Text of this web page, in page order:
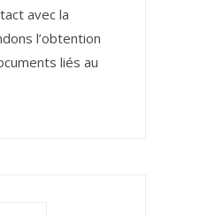
avec la
l’obtention
liés au